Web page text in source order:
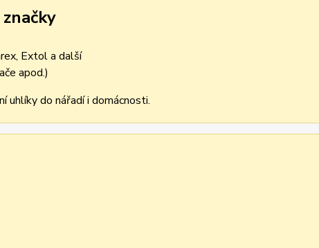
Extol a další
apod.)
uhlíky do nářadí i domácnosti.